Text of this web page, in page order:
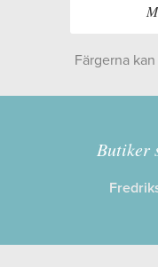
Färgerna
Butiker